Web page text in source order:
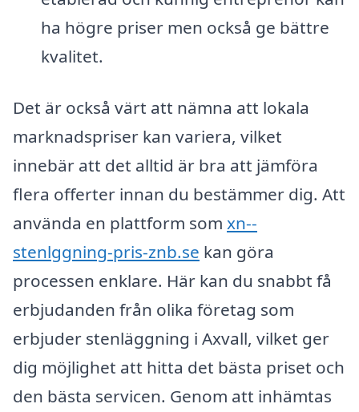
ha högre priser men också ge bättre
kvalitet.
Det är också värt att nämna att lokala
marknadspriser kan variera, vilket
innebär att det alltid är bra att jämföra
flera offerter innan du bestämmer dig. Att
använda en plattform som xn--
stenlggning-pris-znb.se kan göra
processen enklare. Här kan du snabbt få
erbjudanden från olika företag som
erbjuder stenläggning i Axvall, vilket ger
dig möjlighet att hitta det bästa priset och
den bästa servicen. Genom att inhämtas